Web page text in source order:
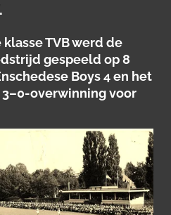
.
TVB werd de
gespeeld op 8
Boys 4 en het
overwinning voor